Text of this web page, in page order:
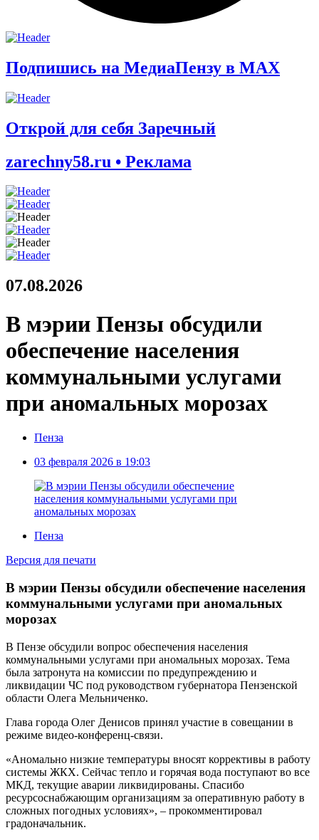
Подпишись на МедиаПензу в МАХ
Открой для себя Заречный
zarechny58.ru • Реклама
07.08.2026
В мэрии Пензы обсудили
обеспечение населения
коммунальными услугами
при аномальных морозах
Пенза
03 февраля 2026 в 19:03
Пенза
Версия для печати
В мэрии Пензы обсудили обеспечение населения
коммунальными услугами при аномальных
морозах
В Пензе обсудили вопрос обеспечения населения
коммунальными услугами при аномальных морозах. Тема
была затронута на комиссии по предупреждению и
ликвидации ЧС под руководством губернатора Пензенской
области Олега Мельниченко.
Глава города Олег Денисов принял участие в совещании в
режиме видео-конференц-связи.
«Аномально низкие температуры вносят коррективы в работу
системы ЖКХ. Сейчас тепло и горячая вода поступают во все
МКД, текущие аварии ликвидированы. Спасибо
ресурсоснабжающим организациям за оперативную работу в
сложных погодных условиях», – прокомментировал
градоначальник.